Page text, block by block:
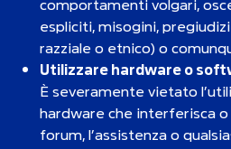
espliciti, misogini,
razziale o etnico) o
Utilizzare hardware o
È severamente vietato
hardware che interferisca
forum, l’assistenza o